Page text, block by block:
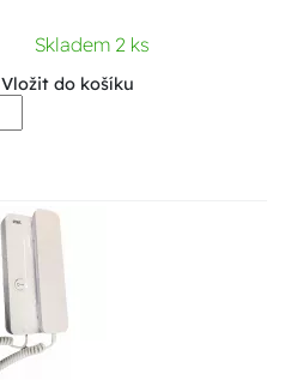
Skladem 2 ks
Vložit do košíku